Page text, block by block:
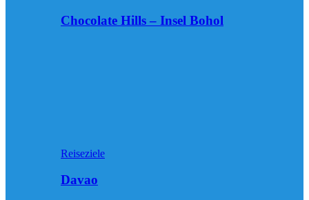
Chocolate Hills – Insel Bohol
Reiseziele
Davao